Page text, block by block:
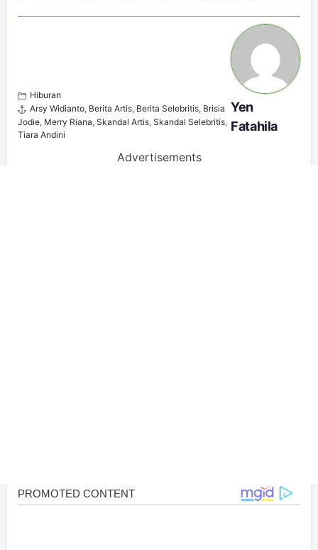
Hiburan
Arsy Widianto, Berita Artis, Berita Selebritis, Brisia
Jodie, Merry Riana, Skandal Artis, Skandal Selebritis,
Tiara Andini
Yen
Fatahila
Advertisements